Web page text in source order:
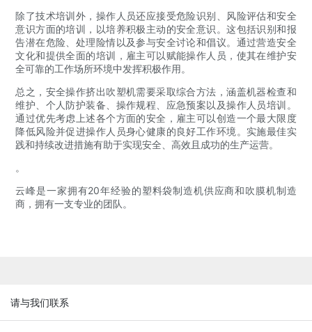
除了技术培训外，操作人员还应接受危险识别、风险评估和安全
意识方面的培训，以培养积极主动的安全意识。这包括识别和报
告潜在危险、处理险情以及参与安全讨论和倡议。通过营造安全
文化和提供全面的培训，雇主可以赋能操作人员，使其在维护安
全可靠的工作场所环境中发挥积极作用。
总之，安全操作挤出吹塑机需要采取综合方法，涵盖机器检查和
维护、个人防护装备、操作规程、应急预案以及操作人员培训。
通过优先考虑上述各个方面的安全，雇主可以创造一个最大限度
降低风险并促进操作人员身心健康的良好工作环境。实施最佳实
践和持续改进措施有助于实现安全、高效且成功的生产运营。
。
云峰是一家拥有20年经验的塑料袋制造机供应商和吹膜机制造
商，拥有一支专业的团队。
请与我们联系